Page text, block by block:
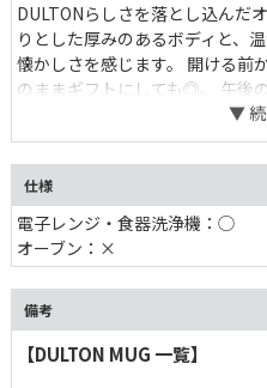
DULTONらしさを落とし込んだ
りとした厚みのあるボディと、
懐かしさを感じます。 開ける前
のままギフトにしても◎。 午後
ホットミルクも。日常の隙間に
します。
仕様
電子レンジ・食器洗浄機：◯
オーブン：×
備考
【DULTON MUG 一覧】